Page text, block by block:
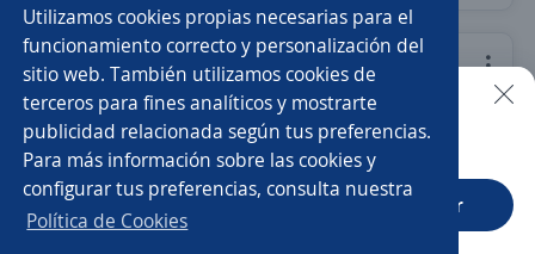
Utilizamos cookies propias necesarias para el
funcionamiento correcto y personalización del
sitio web. También utilizamos cookies de
terceros para fines analíticos y mostrarte
publicidad relacionada según tus preferencias.
Para más información sobre las cookies y
configurar tus preferencias, consulta nuestra
Política de Cookies
Asistente/a ejecutivo
ERRORMKT AGENCY
Quito, Pichincha
Más de 30 días
Buscar es más fácil en la app
CT App Abrir